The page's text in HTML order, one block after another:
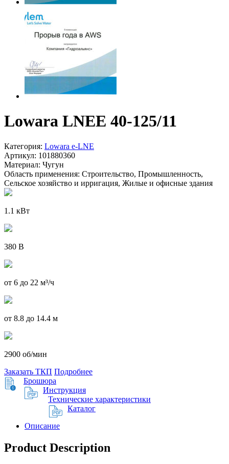
Lowara LNEE 40-125/11
Категория: Lowara e-LNE
Артикул: 101880360
Материал: Чугун
Область применения: Строительство, Промышленность,
Сельское хозяйство и ирригация, Жилые и офисные здания
1.1 кВт
380 В
от 6 до 22 м³/ч
от 8.8 до 14.4 м
2900 об/мин
Заказать ТКП Подробнее
Брошюра
Инструкция
Технические характеристики
Каталог
Описание
Product Description